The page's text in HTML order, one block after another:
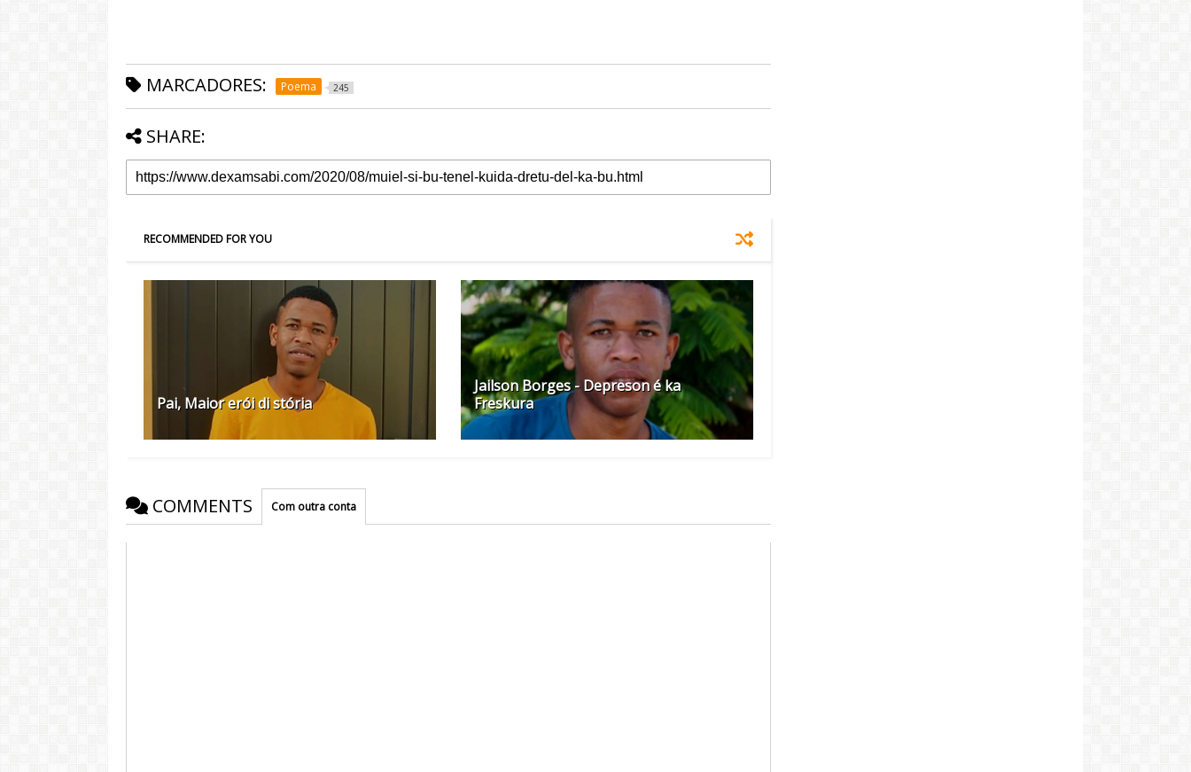
MARCADORES: Poema 245
SHARE:
RECOMMENDED FOR YOU
Pai, Maior erói di stória
Jailson Borges - Depreson é ka
Freskura
COMMENTS Com outra conta